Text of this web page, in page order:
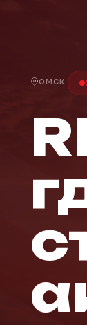
ОМСК